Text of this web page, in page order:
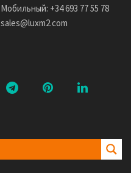
Мобильный: +34 693 77 55 78
sales@luxm2.com